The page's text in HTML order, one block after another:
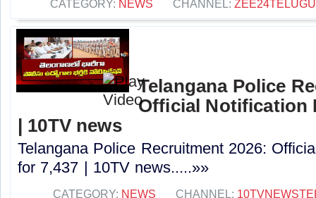
CATEGORY: NEWS CHANNEL:
Telangana Police
Official Notification
| 10TV news
Telangana Police Recruitment 2026:
for 7,437 | 10TV news.....»»
CATEGORY: NEWS CHANNEL: